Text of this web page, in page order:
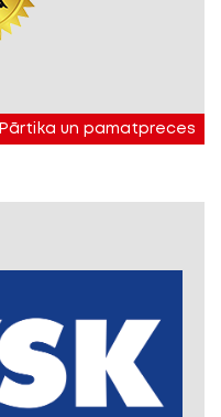
Pārtika un pamatpreces